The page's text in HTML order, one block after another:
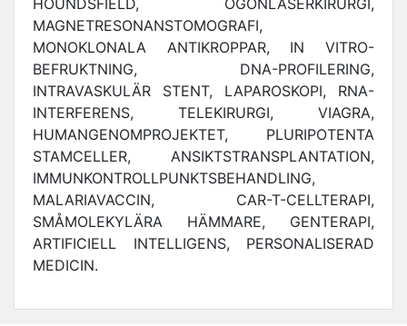
MAGNETRESONANSTOMOGRAFI,
MONOKLONALA ANTIKROPPAR, IN VITRO-
BEFRUKTNING, DNA-PROFILERING,
INTRAVASKULÄR STENT, LAPAROSKOPI, RNA-
INTERFERENS, TELEKIRURGI, VIAGRA,
HUMANGENOMPROJEKTET, PLURIPOTENTA
STAMCELLER, ANSIKTSTRANSPLANTATION,
IMMUNKONTROLLPUNKTSBEHANDLING,
MALARIAVACCIN, CAR-T-CELLTERAPI,
SMÅMOLEKYLÄRA HÄMMARE, GENTERAPI,
ARTIFICIELL INTELLIGENS, PERSONALISERAD
MEDICIN.